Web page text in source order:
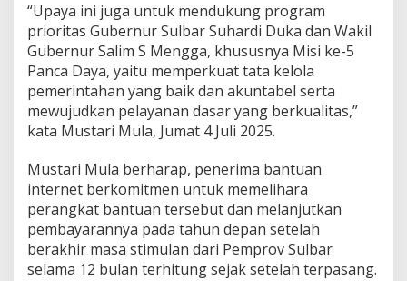
d
i
0
T
t
i
k
l
a
n
k
s
p
o
“Upaya ini juga untuk mendukung program
prioritas Gubernur Sulbar Suhardi Duka dan Wakil
Gubernur Salim S Mengga, khususnya Misi ke-5
Panca Daya, yaitu memperkuat tata kelola
pemerintahan yang baik dan akuntabel serta
mewujudkan pelayanan dasar yang berkualitas,”
kata Mustari Mula, Jumat 4 Juli 2025.
Mustari Mula berharap, penerima bantuan
internet berkomitmen untuk memelihara
perangkat bantuan tersebut dan melanjutkan
pembayarannya pada tahun depan setelah
berakhir masa stimulan dari Pemprov Sulbar
selama 12 bulan terhitung sejak setelah terpasang.